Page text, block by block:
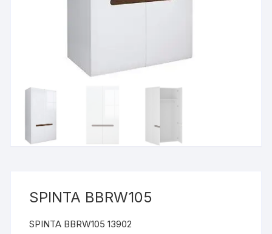
SPINTA BBRW105
SPINTA BBRW105 13902